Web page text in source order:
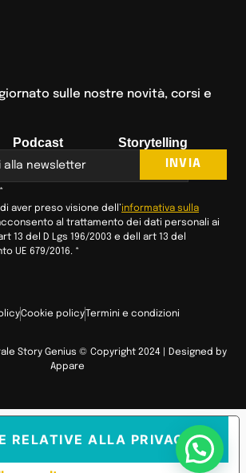
sulle nostre novità, corsi e
*
aver preso visione dell’informativa sulla
al trattamento dei dati personali ai
13 del D Lgs 196/2003 e dell art 13 del
UE 679/2016. *
INVIA
Podcast Storytelling
Story Genius © Copyright 2024 | Designed by
Appare
Cookie policy Termini e condizioni
RELATIVE ALLA PRIVACY